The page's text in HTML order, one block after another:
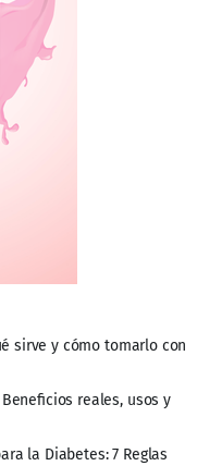
sirve y cómo tomarlo con
reales, usos y
la Diabetes: 7 Reglas